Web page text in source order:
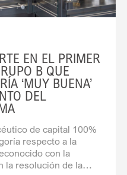
EN EL PRIMER
B QUE
‘MUY BUENA’
DEL
de capital 100%
respecto a la
con la
la resolución de la